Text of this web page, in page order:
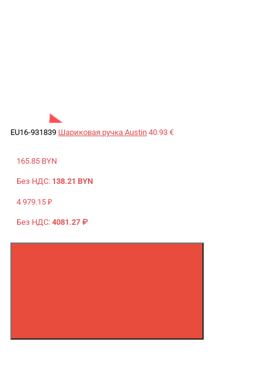
EU16-931839 Шариковая ручка Austin 40.93 €
165.85 BYN
Без НДС: 138.21 BYN
4 979.15 ₽
Без НДС: 4081.27 ₽